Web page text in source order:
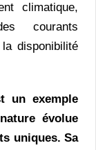
climatique,
courants
disponibilité
un exemple
évolue
uniques. Sa